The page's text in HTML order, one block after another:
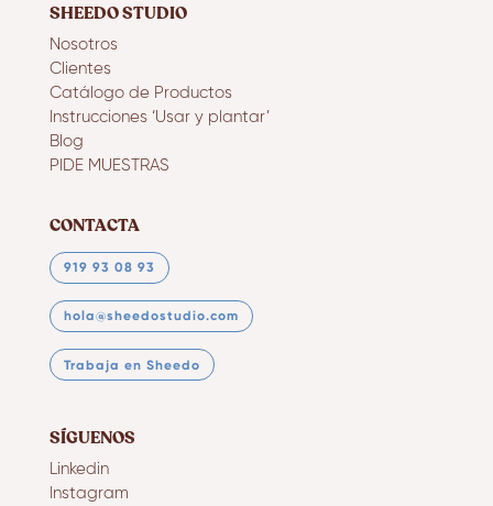
SHEEDO STUDIO
Nosotros
Clientes
Catálogo de Productos
Instrucciones ‘Usar y plantar’
Blog
PIDE MUESTRAS
CONTACTA
919 93 08 93
hola@sheedostudio.com
Trabaja en Sheedo
SÍGUENOS
Linkedin
Instagram